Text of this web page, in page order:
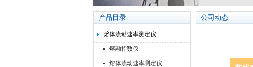
产品目录
熔体流动速率测定仪
熔融指数仪
熔体流动速率测定仪
公司动态